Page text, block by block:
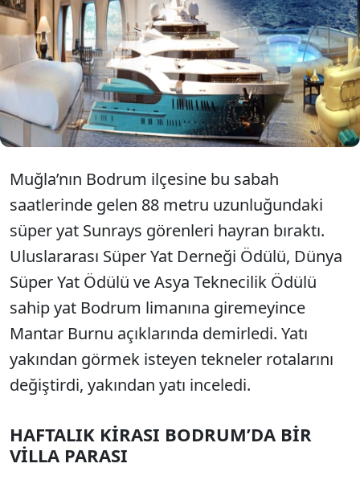
gelen dünya çapında üç ödüle sahip 88 metrelik
Sunrays isimli yat görenleri hayran bıraktı.
Haftalık kirası 1 milyon 150 bin Euro (55 milyon
200 bin TL.) olan yatın bir haftalık kiralaması ile
Bodrum’da bir villa alınabileceği belirtildi.
Muğla’nın Bodrum ilçesine bu sabah
saatlerinde gelen 88 metru uzunluğundaki
süper yat Sunrays görenleri hayran bıraktı.
Uluslararası Süper Yat Derneği Ödülü, Dünya
Süper Yat Ödülü ve Asya Teknecilik Ödülü
sahip yat Bodrum limanına giremeyince
Mantar Burnu açıklarında demirledi. Yatı
yakından görmek isteyen tekneler rotalarını
değiştirdi, yakından yatı inceledi.
HAFTALIK KİRASI BODRUM’DA BİR
VİLLA PARASI